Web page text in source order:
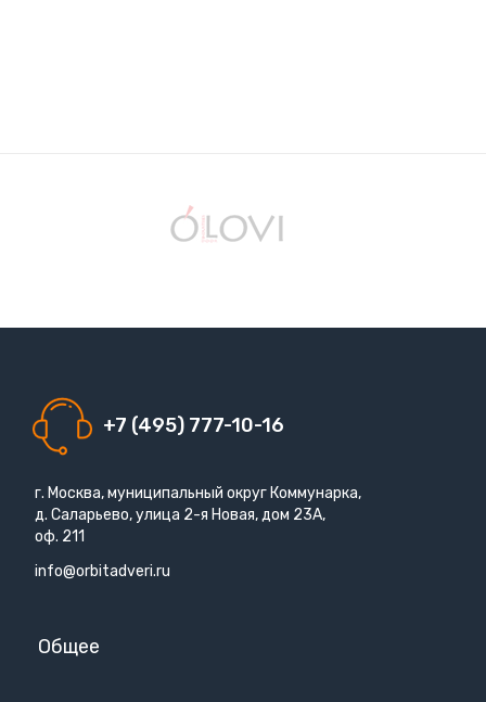
+7 (495) 777-10-16
г. Москва, муниципальный округ Коммунарка,
д. Саларьево, улица 2-я Новая, дом 23А,
оф. 211
info@orbitadveri.ru
Общее